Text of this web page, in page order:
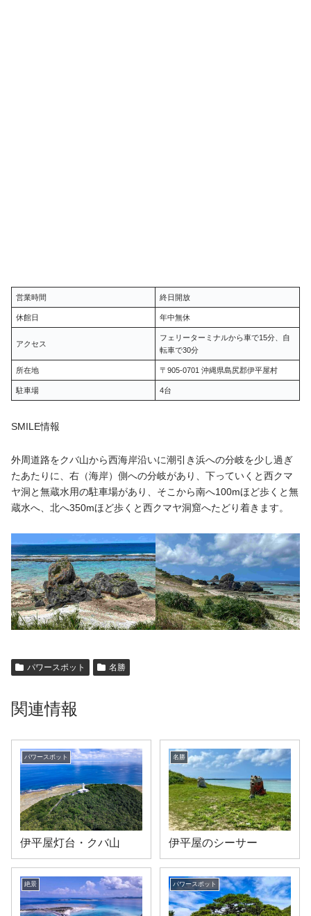
営業時間 終日開放
休館日 年中無休
アクセス
フェリーターミナルから車で15分、自
転車で30分
所在地 〒905-0701 沖縄県島尻郡伊平屋村
駐車場 4台
SMILE情報
外周道路をクバ山から西海岸沿いに潮引き浜への分岐を少し過ぎ
たあたりに、右（海岸）側への分岐があり、下っていくと西クマ
ヤ洞と無蔵水用の駐車場があり、そこから南へ100mほど歩くと無
蔵水へ、北へ350mほど歩くと西クマヤ洞窟へたどり着きます。
パワースポット 名勝
関連情報
パワースポット
伊平屋灯台・クバ山
名勝
伊平屋のシーサー
絶景 パワースポット